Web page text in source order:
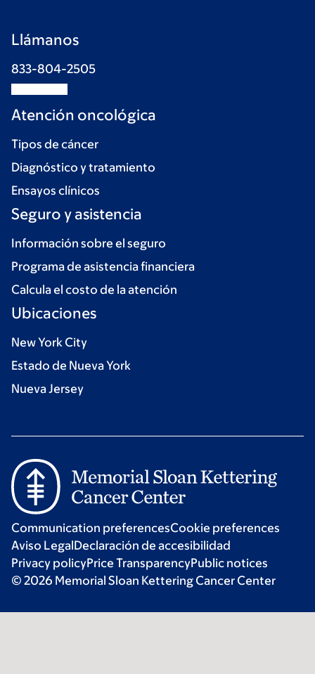
Llámanos
833-804-2505
Atención oncológica
Tipos de cáncer
Diagnóstico y tratamiento
Ensayos clínicos
Seguro y asistencia
Información sobre el seguro
Programa de asistencia financiera
Calcula el costo de la atención
Ubicaciones
New York City
Estado de Nueva York
Nueva Jersey
Communication preferencesCookie preferences
Aviso LegalDeclaración de accesibilidad
Privacy policyPrice TransparencyPublic notices
© 2026 Memorial Sloan Kettering Cancer Center